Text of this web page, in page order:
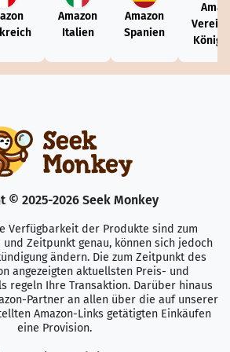
Amazon
Italien
Amazon
Spanien
© 2025-2026 Seek Monkey
Verfügbarkeit der Produkte sind zum
und Zeitpunkt genau, können sich jedoch
ändern. Die zum Zeitpunkt des
angezeigten aktuellsten Preis- und
regeln Ihre Transaktion. Darüber hinaus
Partner an allen über die auf unserer
Amazon-Links getätigten Einkäufen
eine Provision.